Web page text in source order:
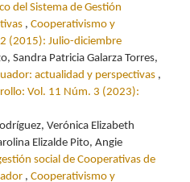
del Sistema de Gestión
, Cooperativismo y
(2015): Julio-diciembre
Sandra Patricia Galarza Torres,
actualidad y perspectivas ,
Vol. 11 Núm. 3 (2023):
Verónica Elizabeth
Elizalde Pito, Angie
social de Cooperativas de
, Cooperativismo y